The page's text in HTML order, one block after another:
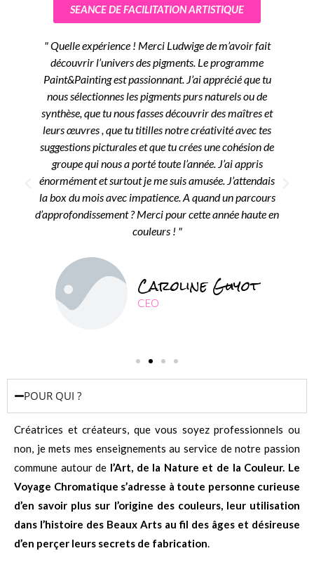
SEANCE DE FACILITATION ARTISTIQUE
" Quelle expérience ! Merci Ludwige de m’avoir fait
découvrir l’univers des pigments. Le programme
Paint&Painting est passionnant. J’ai apprécié que tu
nous sélectionnes les pigments purs naturels ou de
synthèse, que tu nous fasses découvrir des maîtres et
leurs œuvres , que tu titilles notre créativité avec tes
suggestions picturales et que tu crées une cohésion de
groupe qui nous a porté toute l’année. J’ai appris
énormément et surtout je me suis amusée. J’attendais
la box du mois avec impatience. A quand un parcours
d’approfondissement ? Merci pour cette année haute en
couleurs ! "
Caroline Guyot
CEO
POUR QUI ?
Créatrices et créateurs, que vous soyez professionnels ou
non, je mets mes enseignements au service de notre passion
commune autour de l’Art, de la Nature et de la Couleur. Le
Voyage Chromatique s’adresse à toute personne curieuse
d’en savoir plus sur l’origine des couleurs, leur utilisation
dans l’histoire des Beaux Arts au fil des âges et désireuse
d’en perçer leurs secrets de fabrication.